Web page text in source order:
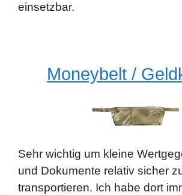
einsetzbar.
Moneybelt /
Sehr wichtig um kleine
und Dokumente relativ sicher
transportieren. Ich habe dort